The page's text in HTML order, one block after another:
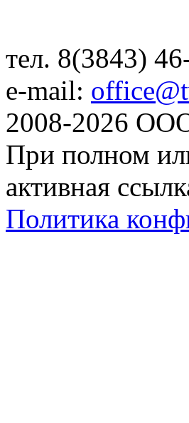
тел. 8(3843)
e-mail:
2008-2026
При полном
активная
Политика